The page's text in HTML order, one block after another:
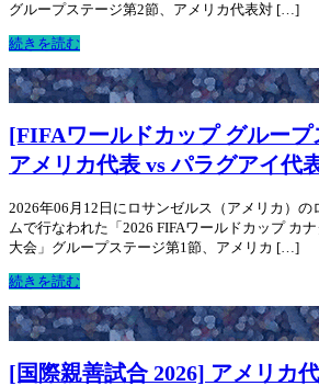
グループステージ第2節、アメリカ代表対 […]
続きを読む
[FIFAワールドカップ グループ
アメリカ代表 vs パラグアイ代
2026年06月12日にロサンゼルス（アメリカ）の
ムで行なわれた「2026 FIFAワールドカップ カ
大会」グループステージ第1節、アメリカ […]
続きを読む
[国際親善試合 2026] アメリカ